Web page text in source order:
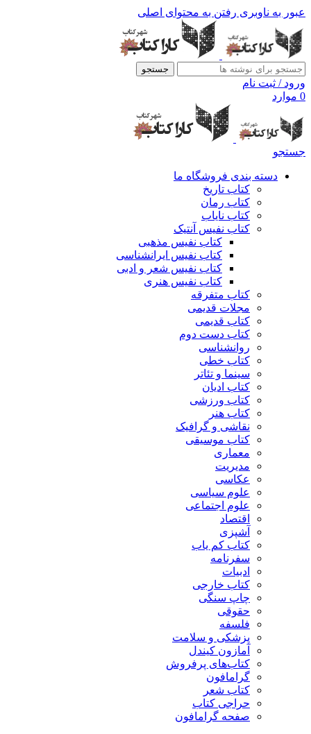
عبور به ناوبری رفتن به محتوای اصلی
جستجو
ورود / ثبت نام
0 موارد
جستجو
دسته بندی فروشگاه ما
کتاب تاریخ
کتاب رمان
کتاب نایاب
کتاب نفیس آنتیک
کتاب نفیس مذهبی
کتاب نفیس ایرانشناسی
کتاب نفیس شعر و ادبی
کتاب نفیس هنری
کتاب متفرقه
مجلات قدیمی
کتاب قدیمی
کتاب دست دوم
روانشناسی
کتاب خطی
سینما و تئاتر
کتاب ادیان
کتاب ورزشی
کتاب هنر
نقاشی و گرافیک
کتاب موسیقی
معماری
مدیریت
عکاسی
علوم سیاسی
علوم اجتماعی
اقتصاد
آشپزی
کتاب کم یاب
سفرنامه
ادبیات
کتاب خارجی
چاپ سنگی
حقوقی
فلسفه
پزشکی و سلامت
آمازون کیندل
کتاب‌های پرفروش
گرامافون
کتاب شعر
حراجی کتاب
صفحه گرامافون